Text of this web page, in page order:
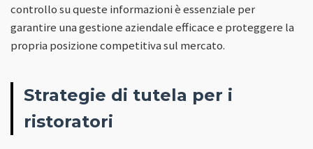
controllo su queste informazioni è essenziale per
garantire una gestione aziendale efficace e proteggere la
propria posizione competitiva sul mercato.
Strategie di tutela per i
ristoratori